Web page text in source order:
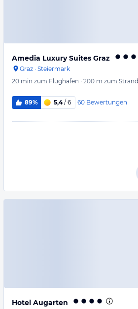
Amedia Luxury Suites Graz
Graz · Steiermark
20 min zum Flughafen · 200 m zum Strand
89% 5,4/ 6 60 Bewertungen
Hotel Augarten